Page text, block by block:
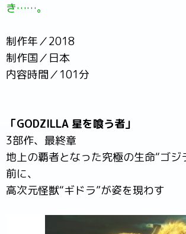
き……。
制作年／2018
制作国／日本
内容時間／101分
「GODZILLA 星を喰う者」
3部作、最終章
地上の覇者となった究極の生命“ゴジ
前に、
高次元怪獣“ギドラ”が姿を現わす